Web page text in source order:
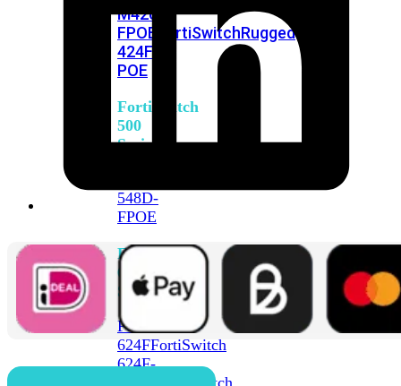
M426E-
FPOE
FortiSwitchRugged
424F-
POE
FortiSwitch
500
Series
548D-
FPOE
FortiSwitch
600
Series
FortiSwitch
624FFortiSwitch
624F-
FortiSwitch